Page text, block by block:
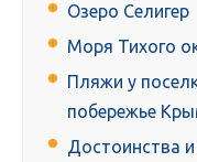
Озеро Селигер
Моря Тихого
Пляжи у
побережье
Достоинства